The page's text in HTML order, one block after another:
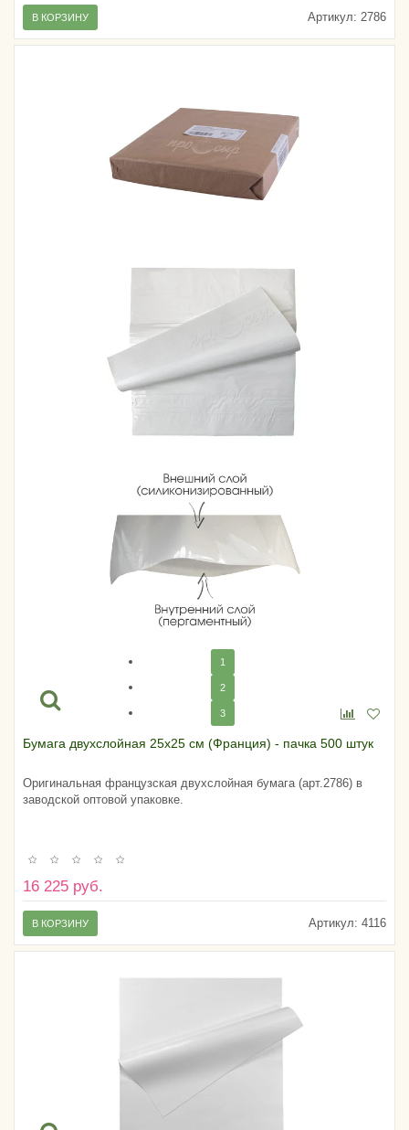
Артикул: 2786
В КОРЗИНУ
1
2
3
Бумага двухслойная 25х25 см (Франция) - пачка 500 штук
Оригинальная французская двухслойная бумага (арт.2786) в
заводской оптовой упаковке.
16 225 руб.
Артикул: 4116
В КОРЗИНУ